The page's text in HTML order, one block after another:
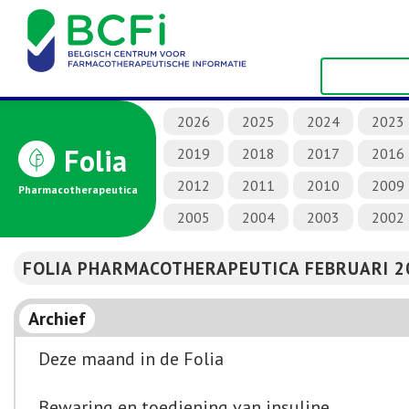
Folia
Pharmacotherapeutica
2026 2025 2024
2023
2019
2018 2017
2016
2012
2011 2010
2009
2005
2004 2003 2002
FOLIA PHARMACOTHERAPEUTICA FEBRUARI
Archief
Deze maand in de Folia